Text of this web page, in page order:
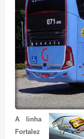
A linha
Fortalez